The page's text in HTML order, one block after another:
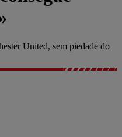
United, sem piedade do